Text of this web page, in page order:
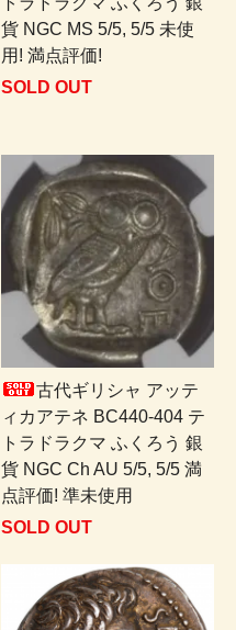
貨 NGC MS 5/5, 5/5 未使
用! 満点評価!
SOLD OUT
古代ギリシャ アッテ
ィカアテネ BC440-404 テ
トラドラクマ ふくろう 銀
貨 NGC Ch AU 5/5, 5/5 満
点評価! 準未使用
SOLD OUT